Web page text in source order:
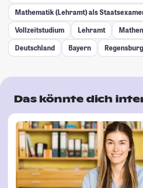
Mathematik (Lehramt) als
Vollzeitstudium
Lehramt
Deutschland
Bayern Regensburg
Das könnte dich